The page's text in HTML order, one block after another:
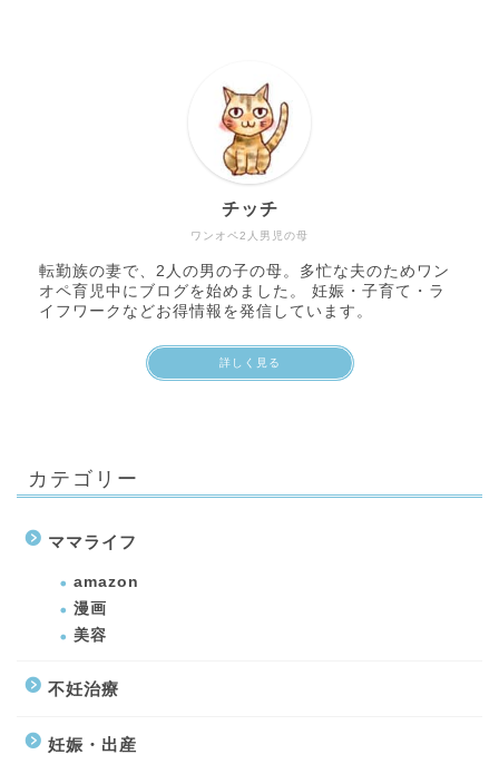
ワンオペ2人男児の母
チッチ
転勤族の妻で、2人の男の子の母。多忙な夫のためワン
オペ育児中にブログを始めました。 妊娠・子育て・ラ
イフワークなどお得情報を発信しています。
詳しく見る
カテゴリー
ママライフ
amazon
漫画
美容
不妊治療
妊娠・出産